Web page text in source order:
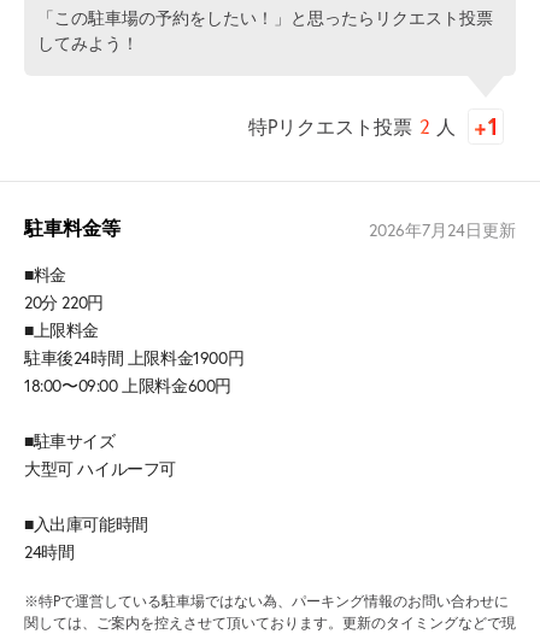
「この駐車場の予約をしたい！」と思ったらリクエスト投票
してみよう！
特Pリクエスト投票 2 人
駐車料金等 2026年7月24日更新
■料金
20分 220円
■上限料金
駐車後24時間 上限料金1900円
18:00〜09:00 上限料金600円
■駐車サイズ
大型可 ハイルーフ可
■入出庫可能時間
24時間
※特Pで運営している駐車場ではない為、パーキング情報のお問い合わせに
関しては、ご案内を控えさせて頂いております。更新のタイミングなどで現